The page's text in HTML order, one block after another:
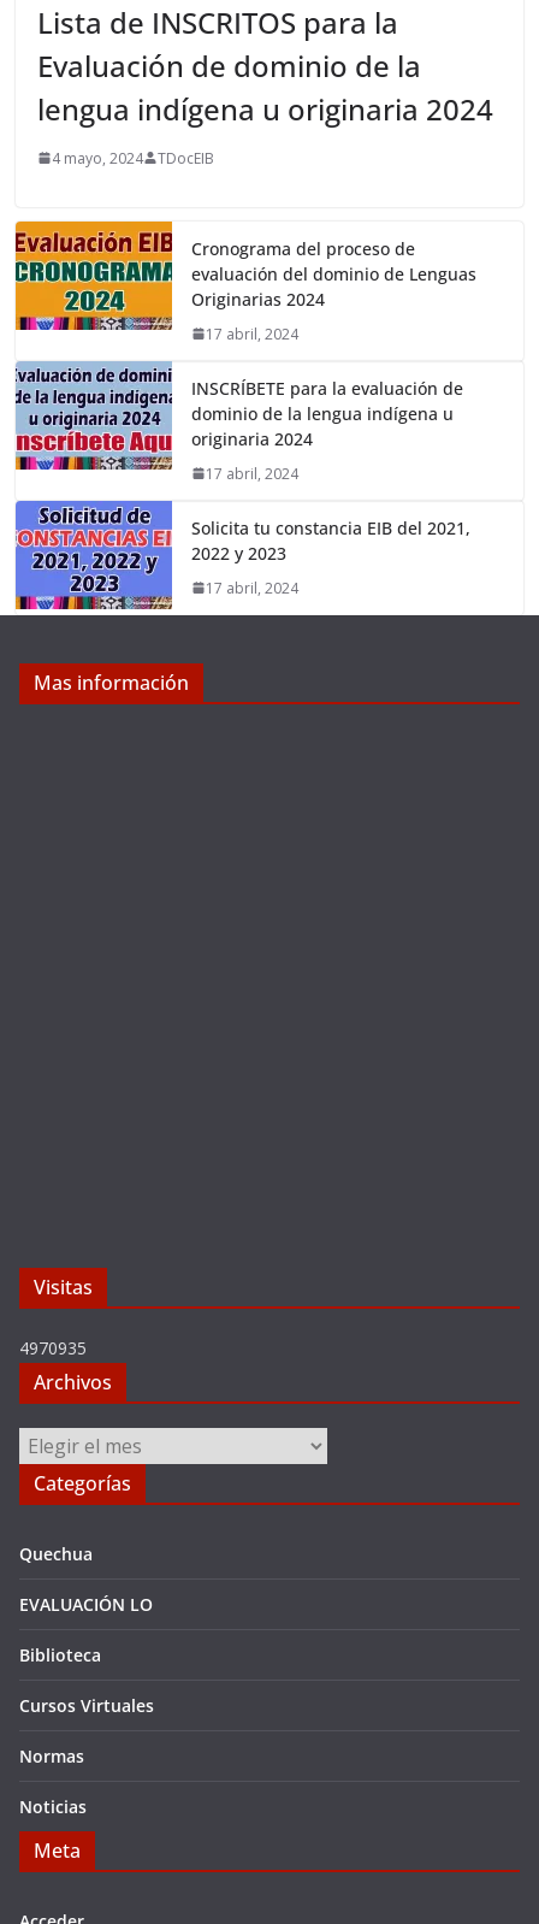
Lista de INSCRITOS para la
Evaluación de dominio de la
lengua indígena u originaria 2024
4 mayo, 2024 TDocEIB
Cronograma del proceso de
evaluación del dominio de Lenguas
Originarias 2024
17 abril, 2024
INSCRÍBETE para la evaluación de
dominio de la lengua indígena u
originaria 2024
17 abril, 2024
Solicita tu constancia EIB del 2021,
2022 y 2023
17 abril, 2024
Mas información
Visitas
4970935
Archivos
Archivos
Categorías
Quechua
EVALUACIÓN LO
Biblioteca
Cursos Virtuales
Normas
Noticias
Meta